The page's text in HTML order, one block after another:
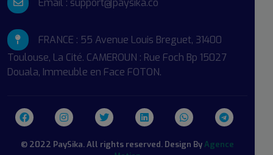
Email : support@paysika.co
FRANCE : 55 Avenue Louis Breguet, 31400
Toulouse, La Cité. CAMEROUN : Rue Foch Bp 15027
Douala, Immeuble en Face FOTON.
© 2022 PaySika. All rights reserved. Design ByAgence